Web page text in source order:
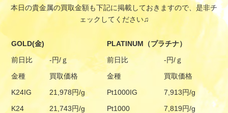
本日の貴金属の買取金額も下記に掲載しておきますので、是非チ
ェックしてください♫
GOLD(金)
PLATINUM（プラチナ）
前日比
-円/ｇ 前日比
-円/ｇ
金種
買取価格 金種
買取価格
K24IG
21,978円/g Pt1000IG
7,913円/g
K24
21,743円/g Pt1000
7,819円/g